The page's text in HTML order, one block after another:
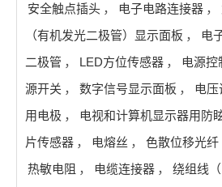
安全触点插头 ， 电子电路连接器 ，
（有机发光二极管）显示面板 ， 电
二极管 ， LED方位传感器 ， 电源控
源开关 ， 数字信号显示面板 ， 电压
用电极 ， 电视和计算机显示器用防
片传感器 ， 电熔丝 ， 色散位移光纤
热敏电阻 ， 电缆连接器 ， 绕组线（